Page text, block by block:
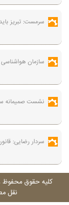
سرمست: تبریز باید
سازمان هواشناسی
نشست صمیمانه
سردار رضایی: قانون
کليه حقوق محفوظ و
نقل